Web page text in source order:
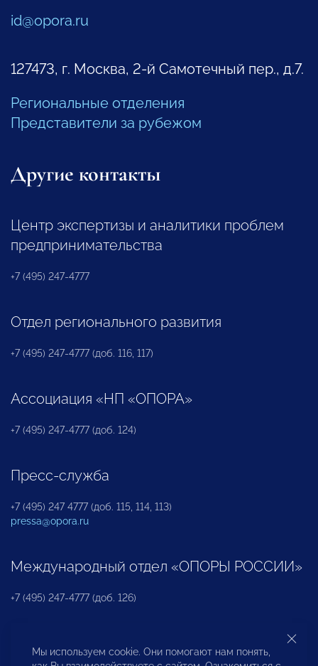
id@opora.ru
127473, г. Москва, 2-й Самотечный пер., д.7.
Региональные отделения
Представители за рубежом
Другие контакты
Центр экспертизы и аналитики проблем
предпринимательства
+7 (495) 247-4777
Отдел регионального развития
+7 (495) 247-4777 (доб. 116, 117)
Ассоциация «НП «ОПОРА»
+7 (495) 247-4777 (доб. 124)
Пресс-служба
+7 (495) 247 4777 (доб. 115, 114, 113)
pressa@opora.ru
Международный отдел «ОПОРЫ РОССИИ»
+7 (495) 247-4777 (доб. 126)
Бюро по защите прав предпринимателей и
Мы используем cookie. Они помогают нам понять,